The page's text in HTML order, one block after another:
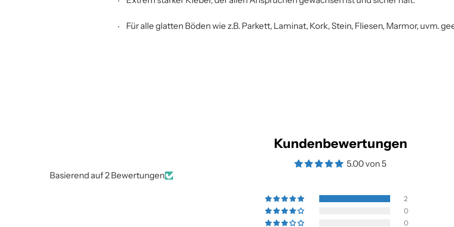
Für alle glatten Böden wie z.B. Parkett, Laminat, Kork, Stein, Fliesen, Marmor, uvm.
Kundenbewertungen
5.00 von 5
Basierend auf 2 Bewertungen
2
0
0